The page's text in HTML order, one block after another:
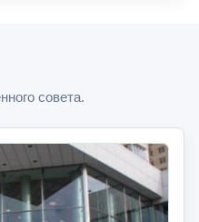
совета.